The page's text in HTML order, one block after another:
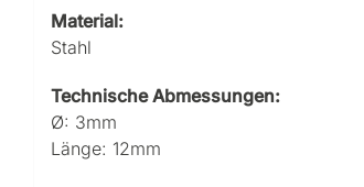
Material:
Stahl
Technische Abmessungen:
Ø: 3mm
Länge: 12mm